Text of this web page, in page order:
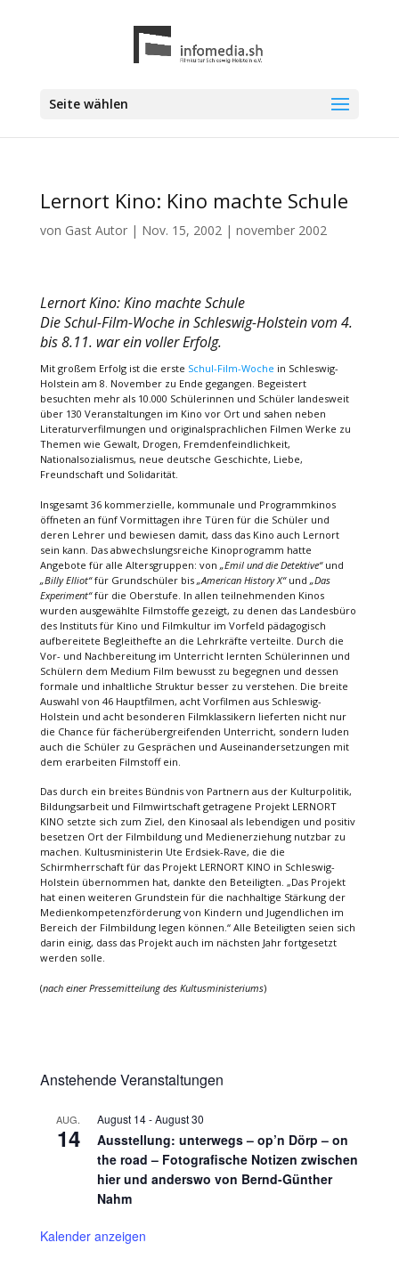
Seite wählen
Lernort Kino: Kino machte Schule
von Gast Autor| Nov. 15, 2002| november 2002
Lernort Kino: Kino machte Schule
Die Schul-Film-Woche in Schleswig-Holstein vom 4.
bis 8.11. war ein voller Erfolg.
Mit großem Erfolg ist die erste Schul-Film-Woche in Schleswig-
Holstein am 8. November zu Ende gegangen. Begeistert
besuchten mehr als 10.000 Schülerinnen und Schüler landesweit
über 130 Veranstaltungen im Kino vor Ort und sahen neben
Literaturverfilmungen und originalsprachlichen Filmen Werke zu
Themen wie Gewalt, Drogen, Fremdenfeindlichkeit,
Nationalsozialismus, neue deutsche Geschichte, Liebe,
Freundschaft und Solidarität.
Insgesamt 36 kommerzielle, kommunale und Programmkinos
öffneten an fünf Vormittagen ihre Türen für die Schüler und
deren Lehrer und bewiesen damit, dass das Kino auch Lernort
sein kann. Das abwechslungsreiche Kinoprogramm hatte
Angebote für alle Altersgruppen: von „Emil und die Detektive“und
„Billy Elliot“für Grundschüler bis „American History X“und „Das
Experiment“für die Oberstufe. In allen teilnehmenden Kinos
wurden ausgewählte Filmstoffe gezeigt, zu denen das Landesbüro
des Instituts für Kino und Filmkultur im Vorfeld pädagogisch
aufbereitete Begleithefte an die Lehrkräfte verteilte. Durch die
Vor- und Nachbereitung im Unterricht lernten Schülerinnen und
Schülern dem Medium Film bewusst zu begegnen und dessen
formale und inhaltliche Struktur besser zu verstehen. Die breite
Auswahl von 46 Hauptfilmen, acht Vorfilmen aus Schleswig-
Holstein und acht besonderen Filmklassikern lieferten nicht nur
die Chance für fächerübergreifenden Unterricht, sondern luden
auch die Schüler zu Gesprächen und Auseinandersetzungen mit
dem erarbeiten Filmstoff ein.
Das durch ein breites Bündnis von Partnern aus der Kulturpolitik,
Bildungsarbeit und Filmwirtschaft getragene Projekt LERNORT
KINO setzte sich zum Ziel, den Kinosaal als lebendigen und positiv
besetzen Ort der Filmbildung und Medienerziehung nutzbar zu
machen. Kultusministerin Ute Erdsiek-Rave, die die
Schirmherrschaft für das Projekt LERNORT KINO in Schleswig-
Holstein übernommen hat, dankte den Beteiligten. „Das Projekt
hat einen weiteren Grundstein für die nachhaltige Stärkung der
Medienkompetenzförderung von Kindern und Jugendlichen im
Bereich der Filmbildung legen können.“ Alle Beteiligten seien sich
darin einig, dass das Projekt auch im nächsten Jahr fortgesetzt
werden solle.
(nach einer Pressemitteilung des Kultusministeriums)
Anstehende Veranstaltungen
AUG.
14
August 14-August 30
Ausstellung: unterwegs – op’n Dörp – on
the road – Fotografische Notizen zwischen
hier und anderswo von Bernd-Günther
Nahm
Kalender anzeigen